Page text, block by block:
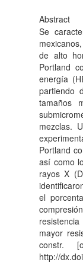
Abstract
Se
de alto
Portland
energía
partiendo
tamaños
mezclas.
Portland
así como
rayos X
el
mayor
constr.
http://